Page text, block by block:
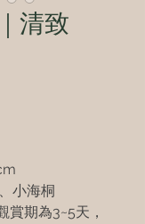
清致
小海桐
期為3~5天，